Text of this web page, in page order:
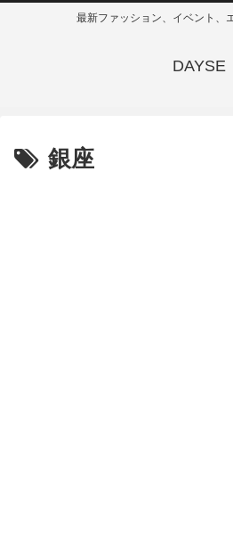
最新ファッション、イベント、
DAYSE
銀座